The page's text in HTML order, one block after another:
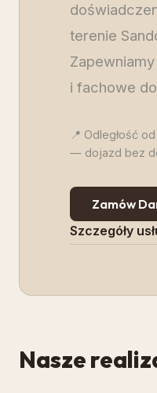
terenie
i fachowe
📍 Odległość
— dojazd bez
Zamów
Szczegóły
Nasze